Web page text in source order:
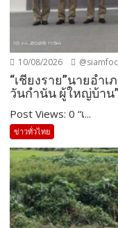
10/08/2026
“เชียงราย”นายอำ
วันกำนัน ผู้ใหญ่บ้าน”
Post Views: 0 “เ...
ข่าวทั่วไทย